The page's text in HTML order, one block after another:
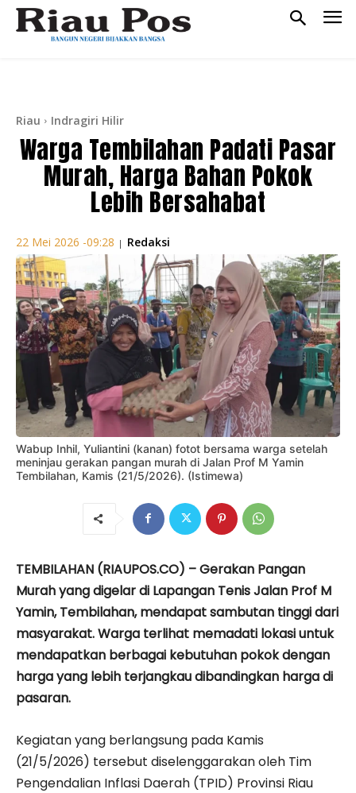
Riau Indragiri Hilir
Warga Tembilahan Padati Pasar
Murah, Harga Bahan Pokok
Lebih Bersahabat
22 Mei 2026 -09:28 | Redaksi
Wabup Inhil, Yuliantini (kanan) fotot bersama warga setelah
meninjau gerakan pangan murah di Jalan Prof M Yamin
Tembilahan, Kamis (21/5/2026). (Istimewa)
TEMBILAHAN (RIAUPOS.CO) – Gerakan Pangan
Murah yang digelar di Lapangan Tenis Jalan Prof M
Yamin, Tembilahan, mendapat sambutan tinggi dari
masyarakat. Warga terlihat memadati lokasi untuk
mendapatkan berbagai kebutuhan pokok dengan
harga yang lebih terjangkau dibandingkan harga di
pasaran.
Kegiatan yang berlangsung pada Kamis
(21/5/2026) tersebut diselenggarakan oleh Tim
Pengendalian Inflasi Daerah (TPID) Provinsi Riau